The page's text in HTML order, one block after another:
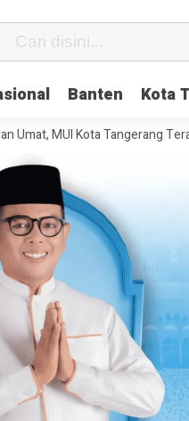
Banten Kota
Kota Tangerang Terapkan